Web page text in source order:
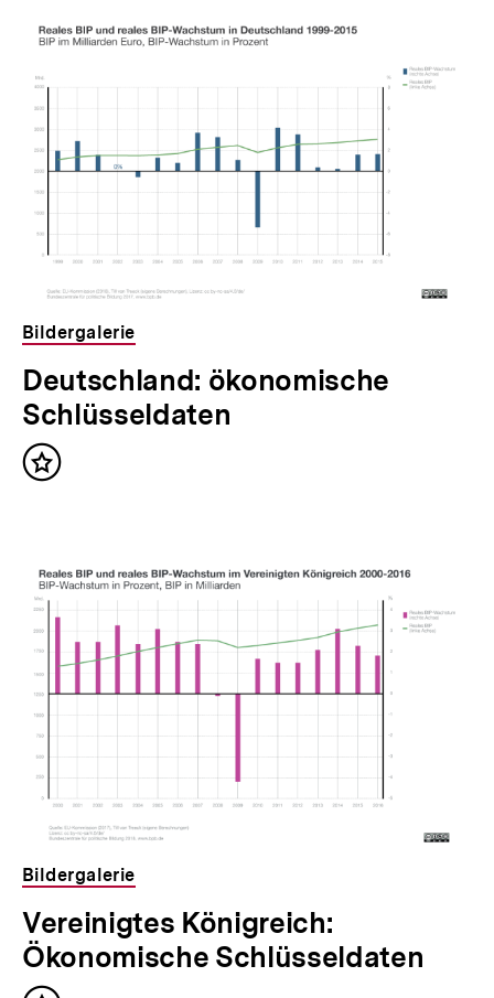
Bildergalerie
Deutschland: ökonomische
Schlüsseldaten
Inhalt
Bildergalerie
Vereinigtes Königreich:
Ökonomische Schlüsseldaten